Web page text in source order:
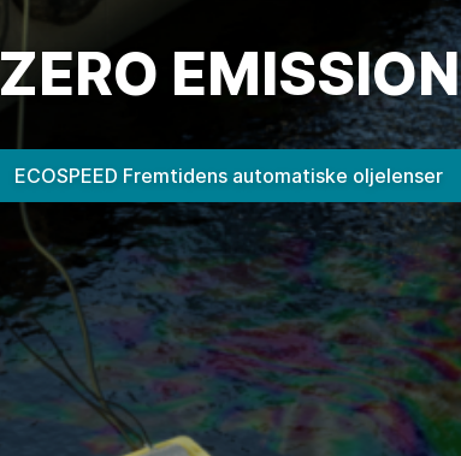
ZERO EMISSION
ECOSPEED Fremtidens automatiske oljelenser